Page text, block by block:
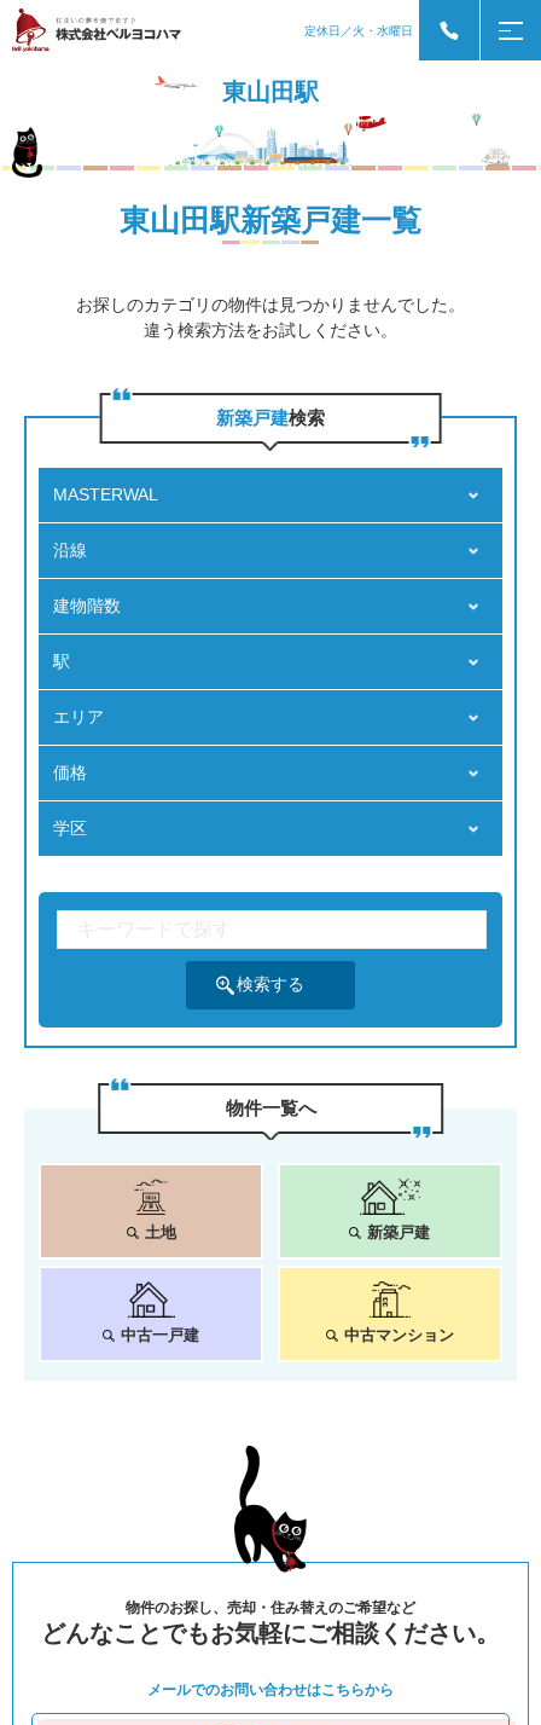
定休日／火・水曜日
東山田駅
東山田駅新築戸建一覧
お探しのカテゴリの物件は見つかりませんでした。
違う検索方法をお試しください。
新築戸建検索
MASTERWAL
沿線
建物階数
駅
エリア
価格
学区
物件⼀覧へ
土地 新築戸建
中古一戸建 中古マンション
物件のお探し、売却・住み替えのご希望など
どんなことでもお気軽にご相談ください。
メールでのお問い合わせはこちらから